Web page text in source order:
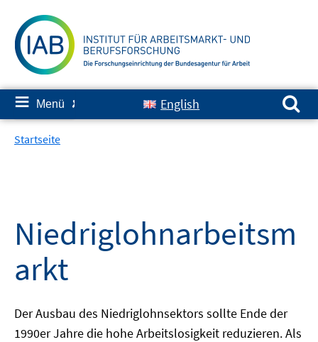
zum
Inhalt
≡ Menü ✘ English
Suchen nach:
Startseite
Niedriglohnarbeitsm
arkt
Der Ausbau des Niedriglohnsektors sollte Ende der
1990er Jahre die hohe Arbeitslosigkeit reduzieren. Als